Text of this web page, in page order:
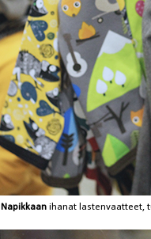
Napikkaan ihanat lastenvaatteet,